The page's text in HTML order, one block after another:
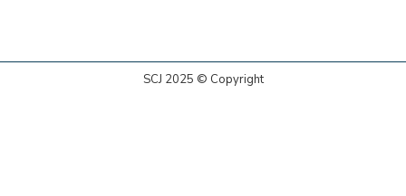
SCJ 2025 © Copyright